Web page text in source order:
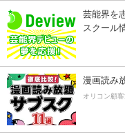
芸能界を
スクール
漫画読み
オリコン顧